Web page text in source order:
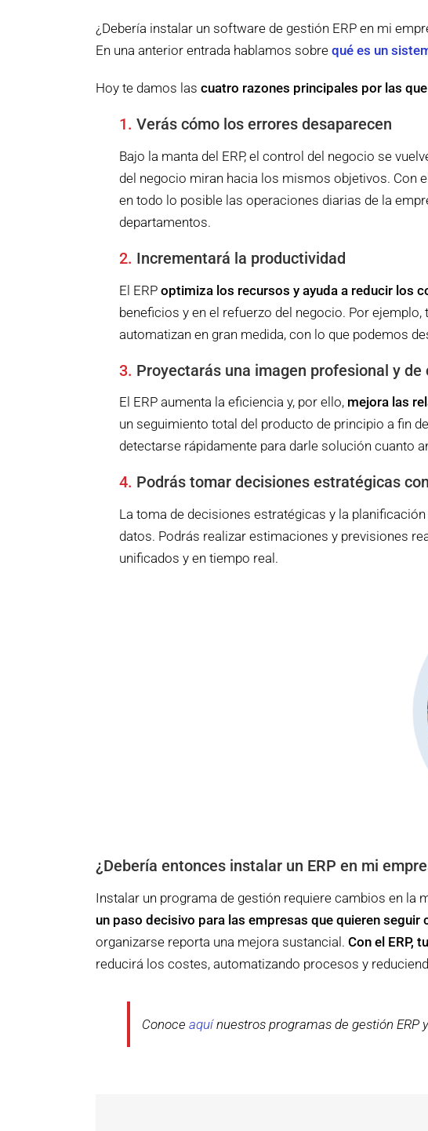
¿Debería instalar un software de gestión ERP en mi
En una anterior entrada hablamos sobre qué es un
Hoy te damos las cuatro razones principales por las
1. Verás cómo los errores desaparecen
Bajo la manta del ERP, el control del negocio se
del negocio miran hacia los mismos objetivos. Con
en todo lo posible las operaciones diarias de la
departamentos.
2. Incrementará la productividad
El ERP optimiza los recursos y ayuda a reducir los
beneficios y en el refuerzo del negocio. Por
automatizan en gran medida, con lo que podemos
3. Proyectarás una imagen profesional y de
El ERP aumenta la eficiencia y, por ello, mejora las
un seguimiento total del producto de principio a fin
detectarse rápidamente para darle solución cuanto
4. Podrás tomar decisiones estratégicas
La toma de decisiones estratégicas y la
datos. Podrás realizar estimaciones y previsiones
unificados y en tiempo real.
¿Debería entonces instalar un ERP en mi
Instalar un programa de gestión requiere cambios en la
un paso decisivo para las empresas que quieren seguir
organizarse reporta una mejora sustancial. Con el ERP,
reducirá los costes, automatizando procesos y
Conoce aquínuestros programas de gestión ERP